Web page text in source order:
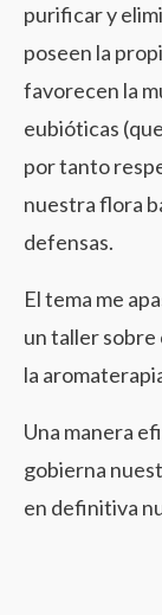
purificar y
poseen la
favorecen la
eubióticas
por tanto
nuestra flora
defensas.
El tema me
un taller
la
Una manera
gobierna
en definitiva